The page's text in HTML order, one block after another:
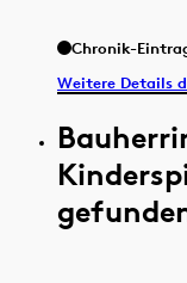
Chronik-
Weitere Details